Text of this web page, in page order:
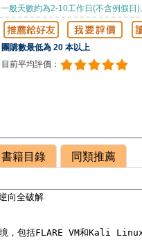
一般天數約為2-10工作日(不含例假日)
團購數最低為 20 本以上
目前平均評價：
書籍目錄 同類推薦